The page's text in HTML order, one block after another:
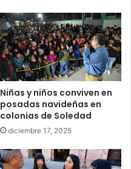
Niñas y niños conviven en
posadas navideñas en
colonias de Soledad
diciembre 17, 2025